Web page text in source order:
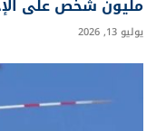
مليون شخص على
يوليو 13, 2026